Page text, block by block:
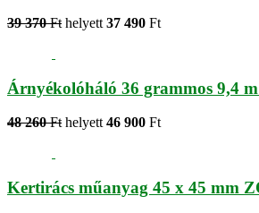
39 370 Ft helyett 37 490 Ft
Árnyékolóháló 36 grammos 9,4
48 260 Fthelyett46 900 Ft
Kertirács műanyag 45 x 45 mm